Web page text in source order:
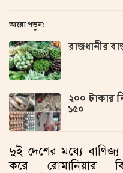
আরো পড়ুন:
রাজধানীর
২০০ টাকার
১৫০
দুই দেশের মধ্যে
করে রোমানিয়ার